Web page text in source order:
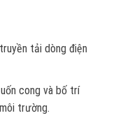
tải dòng điện
cong và bố trí
trường.